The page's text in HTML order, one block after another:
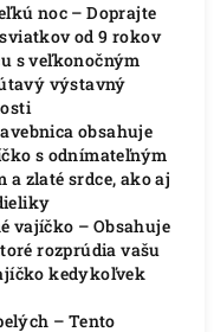
noc – Doprajte
od 9 rokov
s veľkonočným
výstavný
obsahuje
s odnímateľným
zlaté srdce, ako aj
vajíčko – Obsahuje
rozprúdia vašu
kedykoľvek
– Tento